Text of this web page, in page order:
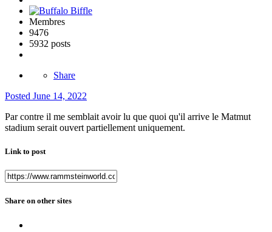
Membres
9476
5932 posts
Share
Posted June 14, 2022
Par contre il me semblait avoir lu que quoi qu'il arrive le Matmut
stadium serait ouvert partiellement uniquement.
Link to post
Share on other sites